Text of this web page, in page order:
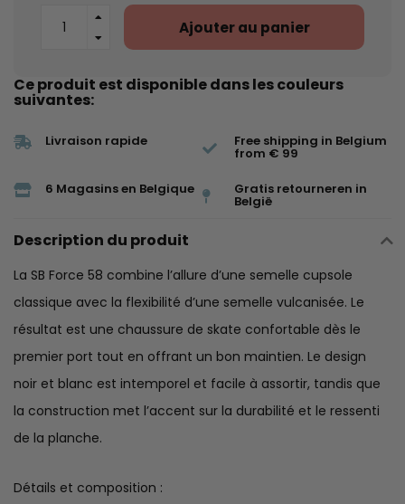
Ajouter au panier
Ce produit est disponible dans les couleurs
suivantes:
Livraison rapide Free shipping in Belgium
from € 99
6 Magasins en Belgique Gratis retourneren in
België
Description du produit
La SB Force 58 combine l’allure d’une semelle cupsole
classique avec la flexibilité d’une semelle vulcanisée. Le
résultat est une chaussure de skate confortable dès le
premier port tout en offrant un bon maintien. Le design
noir et blanc est intemporel et facile à assortir, tandis que
la construction met l’accent sur la durabilité et le ressenti
de la planche.
Détails et composition :